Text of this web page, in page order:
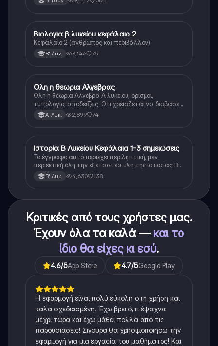
Βιολογία
Βιολογια β λυκείου κεφάλαιο 2
Κεφάλαιο 2 (άνθρωπος και περιβάλλον)
Β' Λυκ. 3,146 75
Μαθηματικά
Ολη η θεωρια Αλγεβρας
Ολη η θεωρια Αλγεβρα Α λυκειου, ορισμοι,
τυπολογιο, αποδειξεις. Οτι χρειαζεται να διαβασεις
για το θεωρητικο κομματι της αλγεβρας.
Α' Λυκ. 2,899 74
Ιστορία
Ιστορία Β Λυκείου Κεφάλαια 1-3 σημειώσεις
Το έγγραφο αυτό περιέχει περιληπτική, μεν
περιεκτική όλη την εξεταστέα ύλη της ιστορίας Β
λυκείου για τα πρώτα 3 Κεφάλαια, δηλαδή την
μισή ύλη. Το έγγραφο έχει γραφτεί με προσοχή και
Β' Λυκ. 4,630 138
Κριτικές από τους χρήστες μας.
Έχουν όλα τα καλά — και το
ίδιο θα είχες κι εσύ.
4.6/5App Store 4.7/5Google Play
Η εφαρμογή είναι πολύ εύκολη στη χρήση και
καλά σχεδιασμένη. Έχω βρει ό,τι έψαχνα
μέχρι τώρα και έχω μάθει πολλά από τις
παρουσιάσεις! Σίγουρα θα χρησιμοποιήσω την
εφαρμογή για μια εργασία του μαθήματος! Και